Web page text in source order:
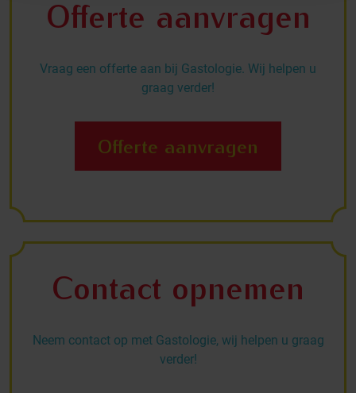
Offerte aanvragen
Vraag een offerte aan bij Gastologie. Wij helpen u
graag verder!
Offerte aanvragen
Contact opnemen
Neem contact op met Gastologie, wij helpen u graag
verder!